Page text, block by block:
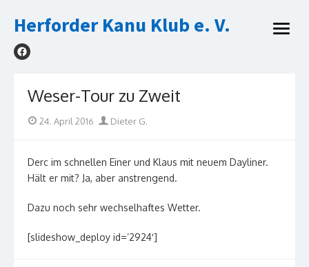
to
Herforder Kanu Klub e. V.
open
Weser-Tour zu Zweit
Posted
24. April 2016 Author
Dieter G.
Derc im schnellen Einer und Klaus mit neuem Dayliner.
Hält er mit? Ja, aber anstrengend.
Dazu noch sehr wechselhaftes Wetter.
[slideshow_deploy id=’2924′]